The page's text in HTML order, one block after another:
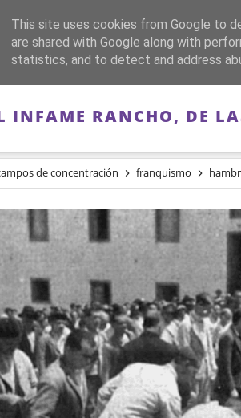
PORTADA
INFAME RANCHO, DE
de concentración franquismo
This site uses cookies from Google to
are shared with Google along with
statistics, and to detect and address